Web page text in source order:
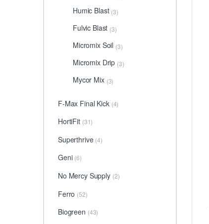
Humic Blast (3)
Fulvic Blast (3)
Micromix Soil (3)
Micromix Drip (3)
Mycor Mix (3)
F-Max Final Kick (4)
HortiFit (31)
Superthrive (4)
Geni (6)
No Mercy Supply (2)
Ferro (52)
Biogreen (43)